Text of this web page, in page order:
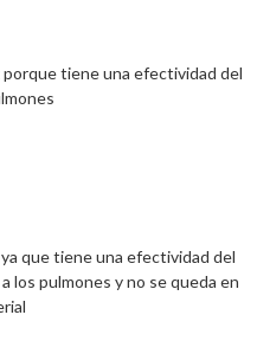
porque tiene una efectividad del
que tiene una efectividad del
los pulmones y no se queda en